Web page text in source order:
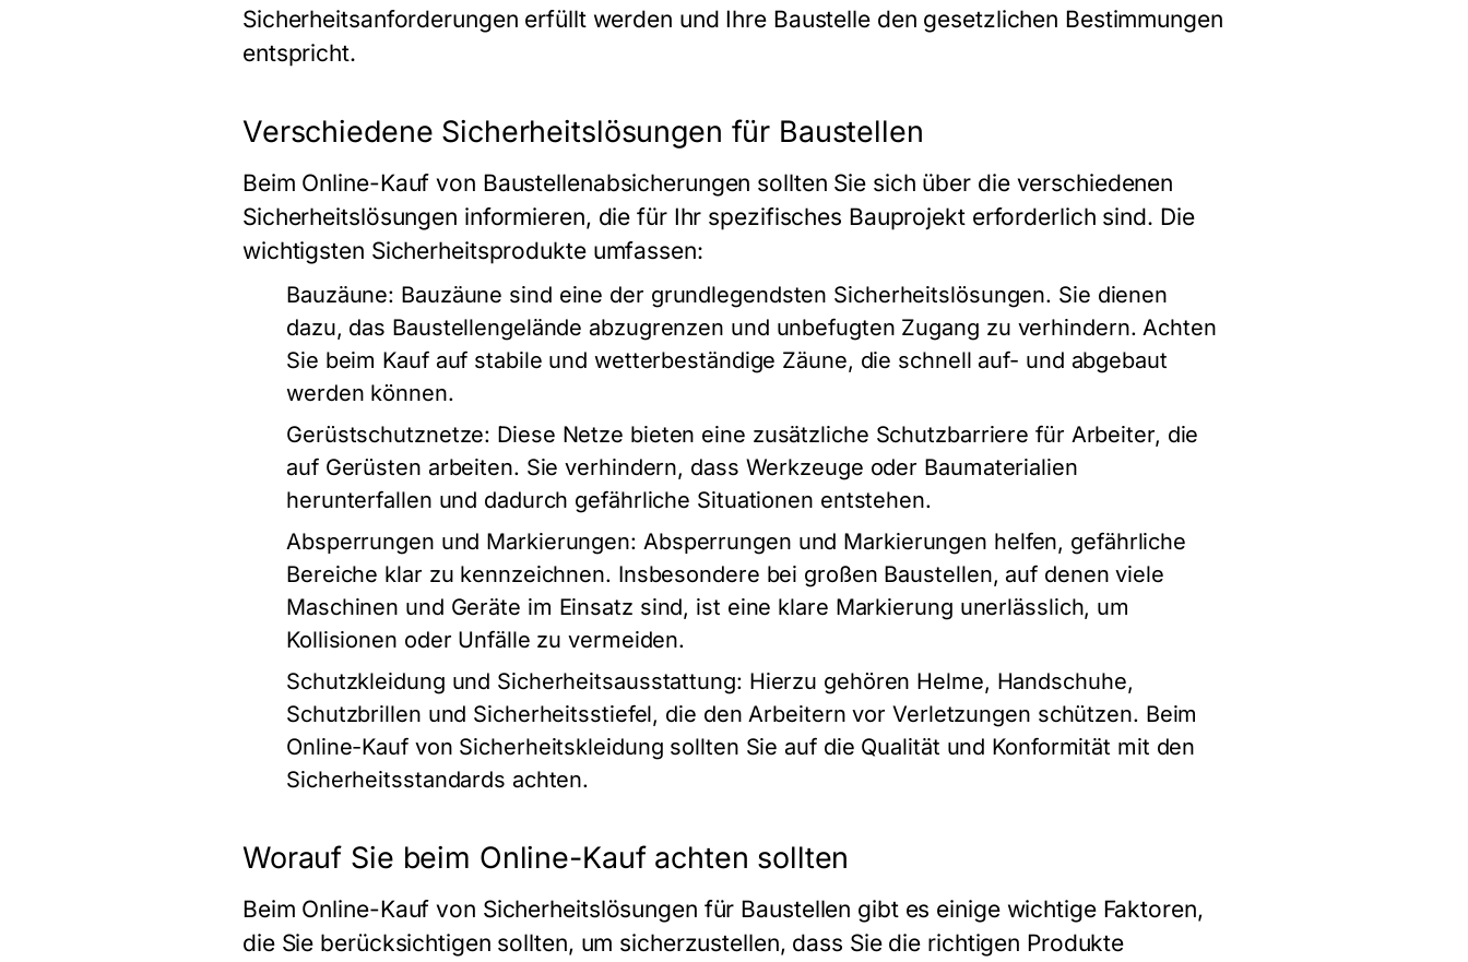
Sicherheitsanforderungen erfüllt werden und Ihre Baustelle den gesetzlichen Bestimmungen
entspricht.
Verschiedene Sicherheitslösungen für Baustellen
Beim Online-Kauf von Baustellenabsicherungen sollten Sie sich über die verschiedenen
Sicherheitslösungen informieren, die für Ihr spezifisches Bauprojekt erforderlich sind. Die
wichtigsten Sicherheitsprodukte umfassen:
Bauzäune: Bauzäune sind eine der grundlegendsten Sicherheitslösungen. Sie dienen
dazu, das Baustellengelände abzugrenzen und unbefugten Zugang zu verhindern. Achten
Sie beim Kauf auf stabile und wetterbeständige Zäune, die schnell auf- und abgebaut
werden können.
Gerüstschutznetze: Diese Netze bieten eine zusätzliche Schutzbarriere für Arbeiter, die
auf Gerüsten arbeiten. Sie verhindern, dass Werkzeuge oder Baumaterialien
herunterfallen und dadurch gefährliche Situationen entstehen.
Absperrungen und Markierungen: Absperrungen und Markierungen helfen, gefährliche
Bereiche klar zu kennzeichnen. Insbesondere bei großen Baustellen, auf denen viele
Maschinen und Geräte im Einsatz sind, ist eine klare Markierung unerlässlich, um
Kollisionen oder Unfälle zu vermeiden.
Schutzkleidung und Sicherheitsausstattung: Hierzu gehören Helme, Handschuhe,
Schutzbrillen und Sicherheitsstiefel, die den Arbeitern vor Verletzungen schützen. Beim
Online-Kauf von Sicherheitskleidung sollten Sie auf die Qualität und Konformität mit den
Sicherheitsstandards achten.
Worauf Sie beim Online-Kauf achten sollten
Beim Online-Kauf von Sicherheitslösungen für Baustellen gibt es einige wichtige Faktoren,
die Sie berücksichtigen sollten, um sicherzustellen, dass Sie die richtigen Produkte